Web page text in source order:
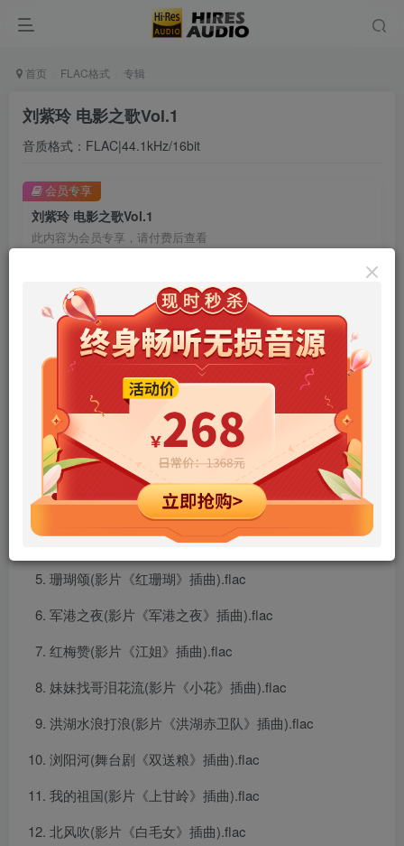
首页 FLAC格式 专辑
刘紫玲 电影之歌Vol.1
音质格式：FLAC|44.1kHz/16bit
刘紫玲 电影之歌Vol.1
此内容为会员专享，请付费后查看
9.9 99
年卡会员 免费 永久会员
立即购买
您当前未登录！建议登陆后购买，可保存购买订单
会员专享
绣红旗(影片《江姐》插曲).flac
边疆的泉水清又纯(影片《黑三角》插曲).flac
雁南飞(影片《归心似箭》插曲).flac
映山红(影片《闪闪红星》插曲).flac
珊瑚颂(影片《红珊瑚》插曲).flac
军港之夜(影片《军港之夜》插曲).flac
红梅赞(影片《江姐》插曲).flac
妹妹找哥泪花流(影片《小花》插曲).flac
洪湖水浪打浪(影片《洪湖赤卫队》插曲).flac
浏阳河(舞台剧《双送粮》插曲).flac
我的祖国(影片《上甘岭》插曲).flac
北风吹(影片《白毛女》插曲).flac